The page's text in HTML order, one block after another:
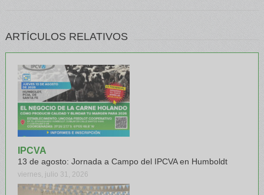
ARTÍCULOS RELATIVOS
IPCVA
13 de agosto: Jornada a Campo del IPCVA en Humboldt
viernes, julio 31, 2026